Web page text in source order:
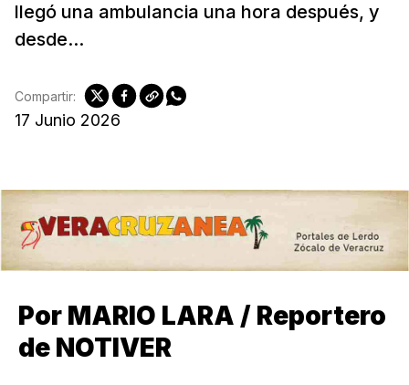
llegó una ambulancia una hora después, y
desde...
17 Junio 2026
Compartir:
Por MARIO LARA / Reportero
de NOTIVER